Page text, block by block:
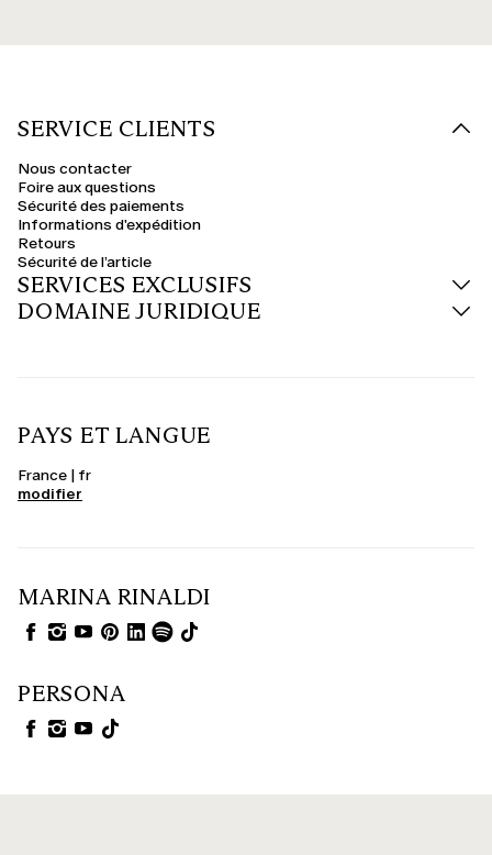
SERVICE CLIENTS
Nous contacter
Foire aux questions
Sécurité des paiements
Informations d'expédition
Retours
Sécurité de l’article
SERVICES EXCLUSIFS
DOMAINE JURIDIQUE
PAYS ET LANGUE
France | fr
modifier
MARINA RINALDI
PERSONA